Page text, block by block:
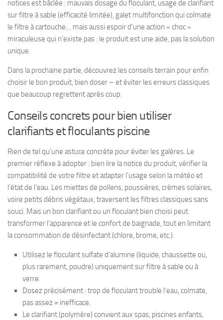
notices est bâclée : mauvais dosage du floculant, usage de clarifiant
sur filtre à sable (efficacité limitée), galet multifonction qui colmate
le filtre à cartouche… mais aussi espoir d’une action « choc »
miraculeuse qui n’existe pas : le produit est une aide, pas la solution
unique.
Dans la prochaine partie, découvrez les conseils terrain pour enfin
choisir le bon produit, bien doser – et éviter les erreurs classiques
que beaucoup regrettent après coup.
Conseils concrets pour bien utiliser
clarifiants et floculants piscine
Rien de tel qu’une astuce concrète pour éviter les galères. Le
premier réflexe à adopter : bien lire la notice du produit, vérifier la
compatibilité de votre filtre et adapter l’usage selon la météo et
l’état de l’eau. Les miettes de pollens, poussières, crèmes solaires,
voire petits débris végétaux, traversent les filtres classiques sans
souci. Mais un bon clarifiant ou un floculant bien choisi peut
transformer l’apparence et le confort de baignade, tout en limitant
la consommation de désinfectant (chlore, brome, etc.).
Utilisez le floculant sulfate d’alumine (liquide, chaussette ou,
plus rarement, poudre) uniquement sur filtre à sable ou à
verre.
Dosez précisément : trop de floculant trouble l’eau, colmate,
pas assez = inefficace.
Le clarifiant (polymère) convient aux spas, piscines enfants,